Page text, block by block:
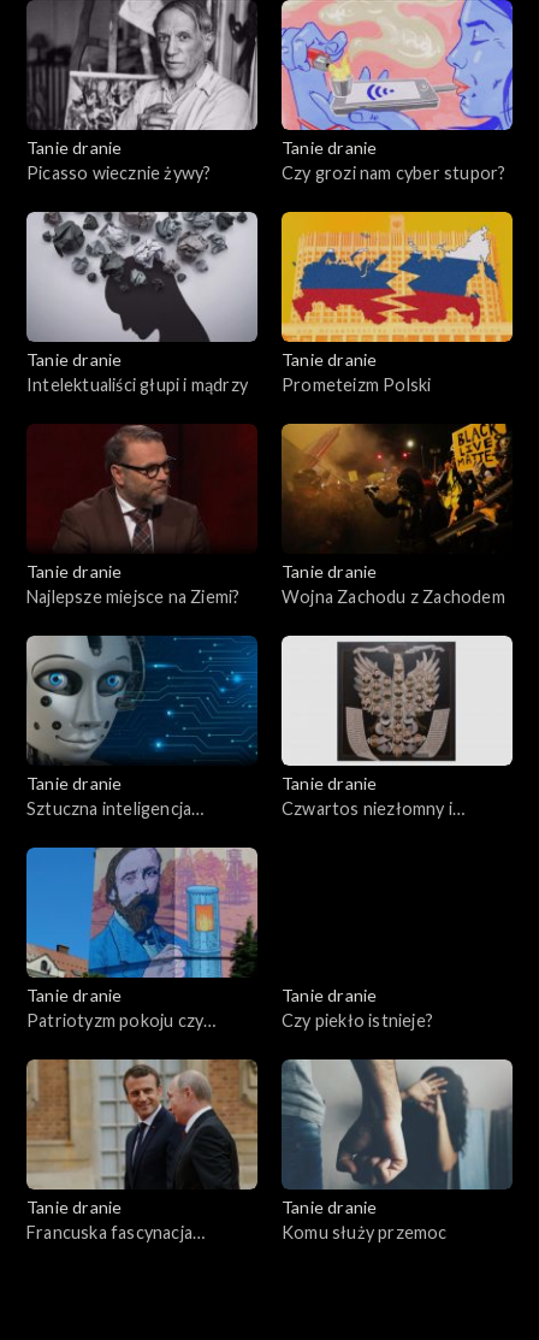
Tanie dranie
Picasso wiecznie żywy?
Tanie dranie
Czy grozi nam cyber stupor?
Tanie dranie
Intelektualiści głupi i mądrzy
Tanie dranie
Prometeizm Polski
Tanie dranie
Najlepsze miejsce na Ziemi?
Tanie dranie
Wojna Zachodu z Zachodem
Tanie dranie
Sztuczna inteligencja
Tanie dranie
Czwartos niezłomny i
Tanie dranie
Patriotyzm pokoju czy
Tanie dranie
Czy piekło istnieje?
Tanie dranie
Francuska fascynacja
Tanie dranie
Komu służy przemoc